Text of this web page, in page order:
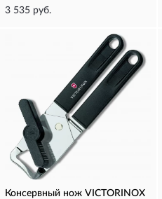
3 535 руб.
Консервный нож VICTORINOX